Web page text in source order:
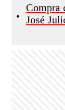
•
Compra
José